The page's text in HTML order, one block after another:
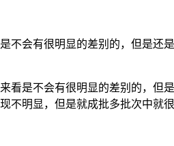
不会有很明显的差别的，但是
看是不会有很明显的差别的，
不明显，但是就成批多批次中就很